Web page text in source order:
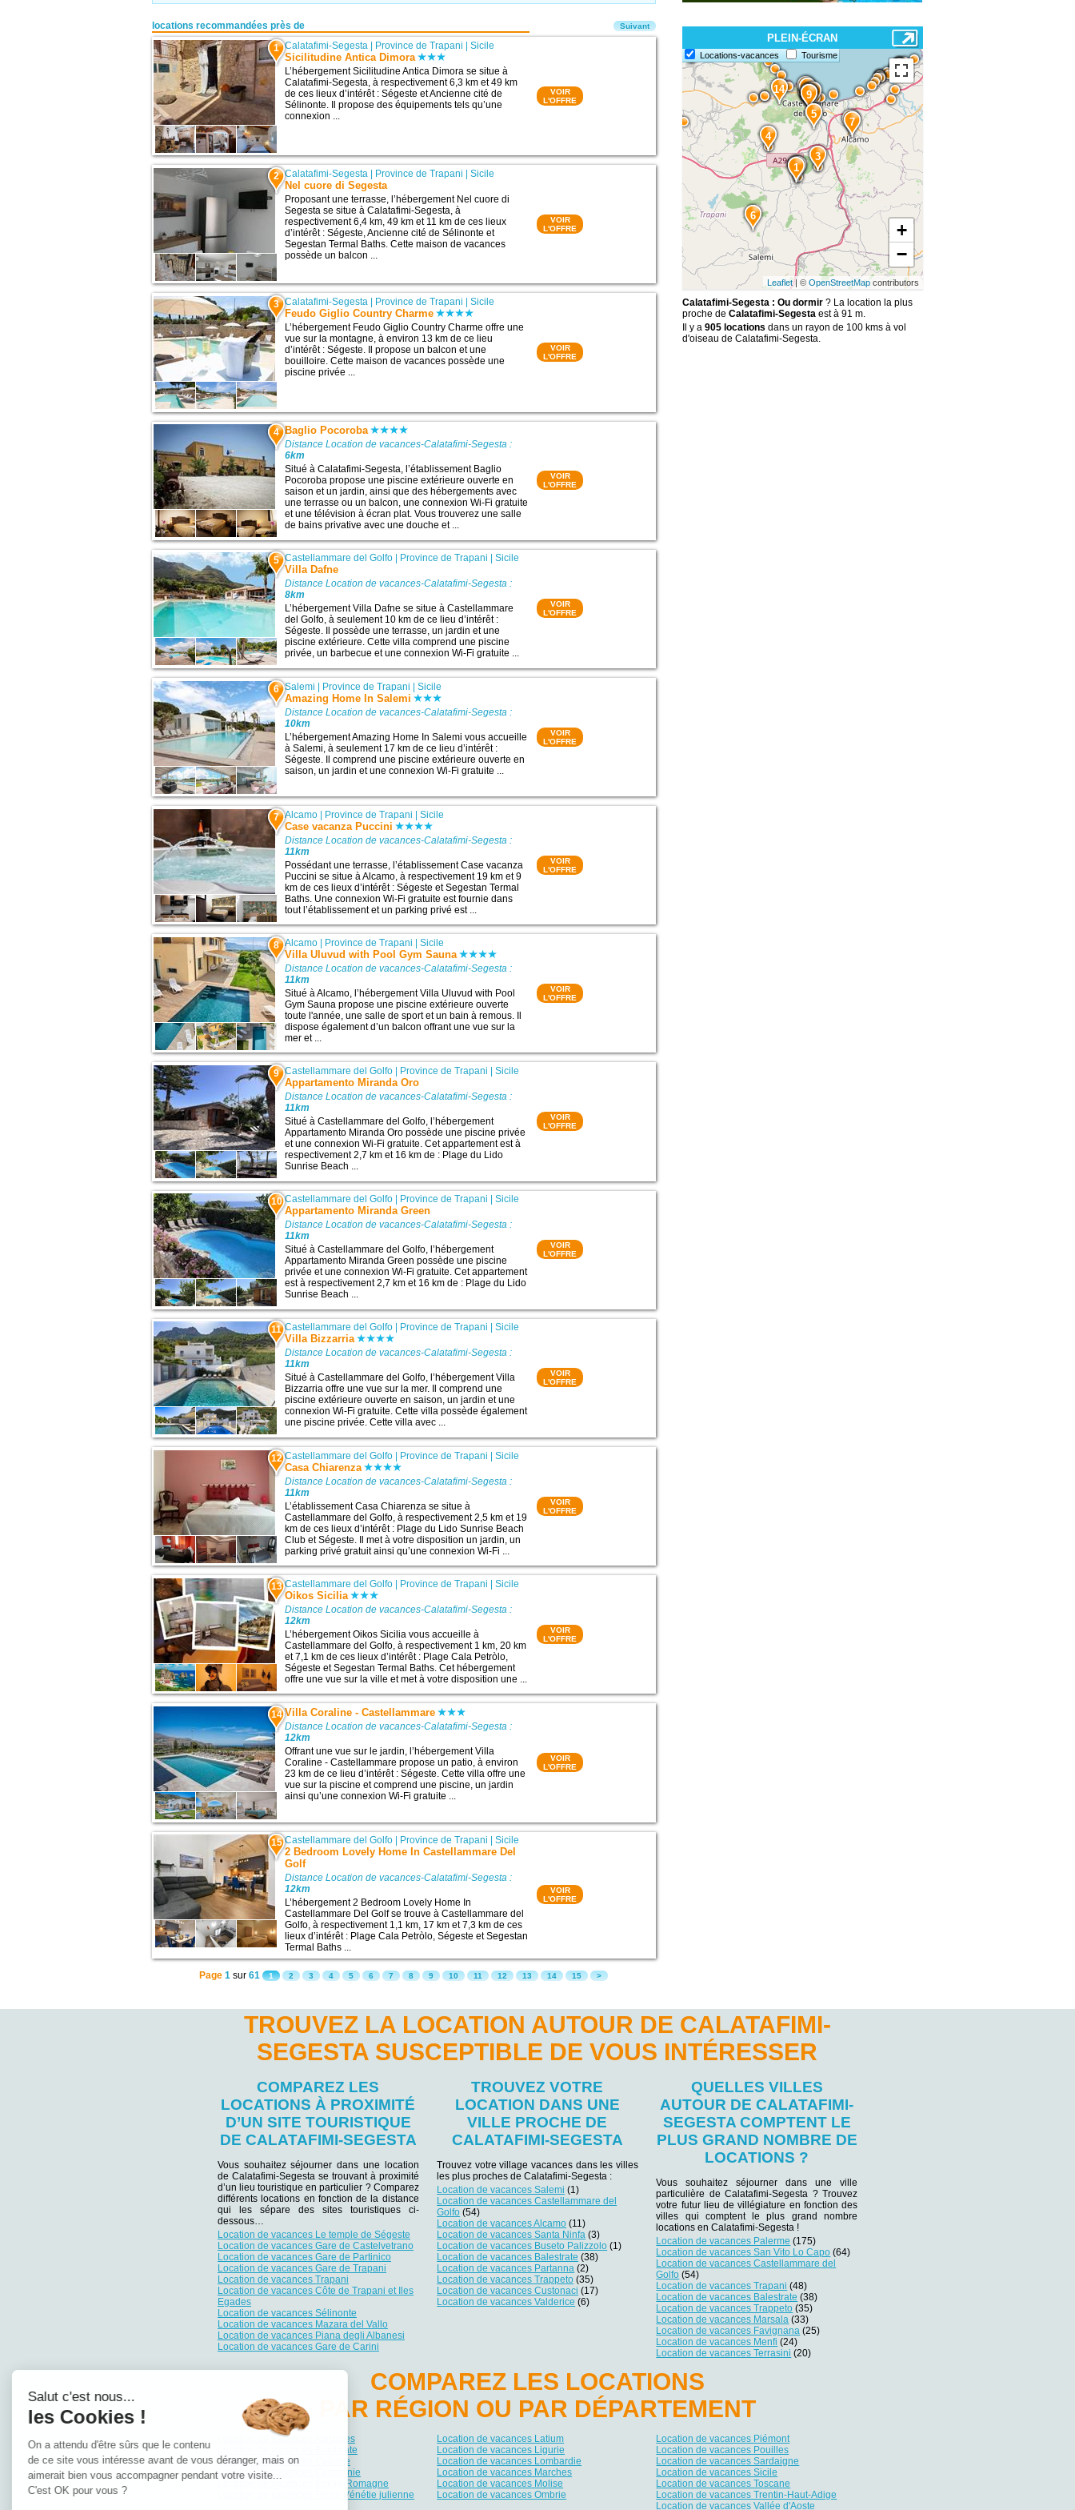
locations recommandées près de
1 Calatafimi-Segesta | Province de Trapani |Sicile
Sicilitudine Antica Dimora
L’hébergement Sicilitudine Antica Dimora se situe à
Calatafimi-Segesta, à respectivement 6,3 km et 49 km
de ces lieux d’intérêt : Ségeste et Ancienne cité de
Sélinonte. Il propose des équipements tels qu’une
connexion ...
VOIR
L'OFFRE
2 Calatafimi-Segesta | Province de Trapani |Sicile
Nel cuore di Segesta
Proposant une terrasse, l’hébergement Nel cuore di
Segesta se situe à Calatafimi-Segesta, à
respectivement 6,4 km, 49 km et 11 km de ces lieux
d’intérêt : Ségeste, Ancienne cité de Sélinonte et
Segestan Termal Baths. Cette maison de vacances
possède un balcon ...
VOIR
L'OFFRE
3 Calatafimi-Segesta Province de Trapani |Sicile
Feudo Giglio Country Charme
L’hébergement Feudo Giglio Country Charme offre une
vue sur la montagne, à environ 13 km de ce lieu
d’intérêt : Ségeste. Il propose un balcon et une
bouilloire. Cette maison de vacances possède une
piscine privée ...
VOIR
L'OFFRE
4 Baglio Pocoroba
Distance Location de vacances-Calatafimi-Segesta :
6km
Situé à Calatafimi-Segesta, l’établissement Baglio
Pocoroba propose une piscine extérieure ouverte en
saison et un jardin, ainsi que des hébergements avec
une terrasse ou un balcon, une connexion Wi-Fi gratuite
et une télévision à écran plat. Vous trouverez une salle
de bains privative avec une douche et ...
VOIR
L'OFFRE
5 Castellammare del Golfo Province de Trapani |Sicile
Villa Dafne
Distance Location de vacances-Calatafimi-Segesta :
8km
L’hébergement Villa Dafne se situe à Castellammare
del Golfo, à seulement 10 km de ce lieu d’intérêt :
Ségeste. Il possède une terrasse, un jardin et une
piscine extérieure. Cette villa comprend une piscine
privée, un barbecue et une connexion Wi-Fi gratuite ...
VOIR
L'OFFRE
6 Salemi | Province de Trapani |Sicile
Amazing Home In Salemi
Distance Location de vacances-Calatafimi-Segesta :
10km
L’hébergement Amazing Home In Salemi vous accueille
à Salemi, à seulement 17 km de ce lieu d’intérêt :
Ségeste. Il comprend une piscine extérieure ouverte en
saison, un jardin et une connexion Wi-Fi gratuite ...
VOIR
L'OFFRE
7 Alcamo | Province de Trapani |Sicile
Case vacanza Puccini
Distance Location de vacances-Calatafimi-Segesta :
11km
Possédant une terrasse, l’établissement Case vacanza
Puccini se situe à Alcamo, à respectivement 19 km et 9
km de ces lieux d’intérêt : Ségeste et Segestan Termal
Baths. Une connexion Wi-Fi gratuite est fournie dans
tout l’établissement et un parking privé est ...
VOIR
L'OFFRE
8 Alcamo | Province de Trapani |Sicile
Villa Uluvud with Pool Gym Sauna
Distance Location de vacances-Calatafimi-Segesta :
11km
Situé à Alcamo, l’hébergement Villa Uluvud with Pool
Gym Sauna propose une piscine extérieure ouverte
toute l'année, une salle de sport et un bain à remous. Il
dispose également d’un balcon offrant une vue sur la
mer et ...
VOIR
L'OFFRE
9 Castellammare del Golfo Province de Trapani |Sicile
Appartamento Miranda Oro
Distance Location de vacances-Calatafimi-Segesta :
11km
Situé à Castellammare del Golfo, l’hébergement
Appartamento Miranda Oro possède une piscine privée
et une connexion Wi-Fi gratuite. Cet appartement est à
respectivement 2,7 km et 16 km de : Plage du Lido
Sunrise Beach ...
VOIR
L'OFFRE
10 Castellammare del Golfo Province de Trapani |Sicile
Appartamento Miranda Green
Distance Location de vacances-Calatafimi-Segesta :
11km
Situé à Castellammare del Golfo, l’hébergement
Appartamento Miranda Green possède une piscine
privée et une connexion Wi-Fi gratuite. Cet appartement
est à respectivement 2,7 km et 16 km de : Plage du Lido
Sunrise Beach ...
VOIR
L'OFFRE
11 Castellammare del Golfo Province de Trapani |Sicile
Villa Bizzarria
Distance Location de vacances-Calatafimi-Segesta :
11km
Situé à Castellammare del Golfo, l’hébergement Villa
Bizzarria offre une vue sur la mer. Il comprend une
piscine extérieure ouverte en saison, un jardin et une
connexion Wi-Fi gratuite. Cette villa possède également
une piscine privée. Cette villa avec ...
VOIR
L'OFFRE
12 Castellammare del Golfo | Province de Trapani |Sicile
Casa Chiarenza
Distance Location de vacances-Calatafimi-Segesta :
11km
L’établissement Casa Chiarenza se situe à
Castellammare del Golfo, à respectivement 2,5 km et 19
km de ces lieux d’intérêt : Plage du Lido Sunrise Beach
Club et Ségeste. Il met à votre disposition un jardin, un
parking privé gratuit ainsi qu’une connexion Wi-Fi ...
VOIR
L'OFFRE
13 Castellammare del Golfo | Province de Trapani |Sicile
Oikos Sicilia
Distance Location de vacances-Calatafimi-Segesta :
12km
L’hébergement Oikos Sicilia vous accueille à
Castellammare del Golfo, à respectivement 1 km, 20 km
et 7,1 km de ces lieux d’intérêt : Plage Cala Petròlo,
Ségeste et Segestan Termal Baths. Cet hébergement
offre une vue sur la ville et met à votre disposition une ...
VOIR
L'OFFRE
14 Villa Coraline - Castellammare
Distance Location de vacances-Calatafimi-Segesta :
12km
Offrant une vue sur le jardin, l’hébergement Villa
Coraline - Castellammare propose un patio, à environ
23 km de ce lieu d’intérêt : Ségeste. Cette villa offre une
vue sur la piscine et comprend une piscine, un jardin
ainsi qu’une connexion Wi-Fi gratuite ...
VOIR
L'OFFRE
15 Castellammare del Golfo Province de Trapani |Sicile
2 Bedroom Lovely Home In Castellammare Del
Golf
Distance Location de vacances-Calatafimi-Segesta :
12km
L’hébergement 2 Bedroom Lovely Home In
Castellammare Del Golf se trouve à Castellammare del
Golfo, à respectivement 1,1 km, 17 km et 7,3 km de ces
lieux d’intérêt : Plage Cala Petròlo, Ségeste et Segestan
Termal Baths ...
VOIR
L'OFFRE
Suivant
Page 1 sur61 1 2 3 4 5 6 7 8 9 10 11 12 13 14 15 >
PLEIN-ÉCRAN
Locations-vacances Tourisme
15
14 1312
11
10
9
8
7
6
5
4
3
2
1
+
−
Leaflet| ©OpenStreetMap contributors
Calatafimi-Segesta : Ou dormir? La location la plus
proche de Calatafimi-Segestaest à 91 m.
Il y a 905 locations dans un rayon de 100 kms à vol
d'oiseau de Calatafimi-Segesta.
TROUVEZ LA LOCATION AUTOUR DE CALATAFIMI-
SEGESTA SUSCEPTIBLE DE VOUS INTÉRESSER
COMPAREZ LES
LOCATIONS À PROXIMITÉ
D’UN SITE TOURISTIQUE
DE CALATAFIMI-SEGESTA
Vous souhaitez séjourner dans une location
de Calatafimi-Segesta se trouvant à proximité
d’un lieu touristique en particulier ? Comparez
différents locations en fonction de la distance
qui les sépare des sites touristiques ci-
dessous…
Location de vacances Le temple de Ségeste
Location de vacances Gare de Castelvetrano
Location de vacances Gare de Partinico
Location de vacances Gare de Trapani
Location de vacances Trapani
Location de vacances Côte de Trapani et Iles
Egades
Location de vacances Sélinonte
Location de vacances Mazara del Vallo
Location de vacances Piana degli Albanesi
Location de vacances Gare de Carini
TROUVEZ VOTRE
LOCATION DANS UNE
VILLE PROCHE DE
CALATAFIMI-SEGESTA
Trouvez votre village vacances dans les villes
les plus proches de Calatafimi-Segesta :
Location de vacances Salemi (1)
Location de vacances Castellammare del
Golfo (54)
Location de vacances Alcamo (11)
Location de vacances Santa Ninfa (3)
Location de vacances Buseto Palizzolo (1)
Location de vacances Balestrate (38)
Location de vacances Partanna (2)
Location de vacances Trappeto (35)
Location de vacances Custonaci (17)
Location de vacances Valderice (6)
QUELLES VILLES
AUTOUR DE CALATAFIMI-
SEGESTA COMPTENT LE
PLUS GRAND NOMBRE DE
LOCATIONS ?
Vous souhaitez séjourner dans une ville
particulière de Calatafimi-Segesta ? Trouvez
votre futur lieu de villégiature en fonction des
villes qui comptent le plus grand nombre
locations en Calatafimi-Segesta !
Location de vacances Palerme (175)
Location de vacances San Vito Lo Capo (64)
Location de vacances Castellammare del
Golfo (54)
Location de vacances Trapani (48)
Location de vacances Balestrate (38)
Location de vacances Trappeto (35)
Location de vacances Marsala (33)
Location de vacances Favignana (25)
Location de vacances Menfi (24)
Location de vacances Terrasini (20)
COMPAREZ LES LOCATIONS
PAR RÉGION OU PAR DÉPARTEMENT
Location de vacances Abruzzes
Location de vacances Basilicate
Location de vacances Calabre
Location de vacances Campanie
Location de vacances Émilie-Romagne
Location de vacances Frioul-Vénétie julienne
Location de vacances Latium
Location de vacances Ligurie
Location de vacances Lombardie
Location de vacances Marches
Location de vacances Molise
Location de vacances Ombrie
Location de vacances Piémont
Location de vacances Pouilles
Location de vacances Sardaigne
Location de vacances Sicile
Location de vacances Toscane
Location de vacances Trentin-Haut-Adige
Location de vacances Vallée d'Aoste
Salut c'est nous...
les Cookies !
On a attendu d'être sûrs que le contenu
de ce site vous intéresse avant de vous déranger, mais on
aimerait bien vous accompagner pendant votre visite...
C'est OK pour vous ?